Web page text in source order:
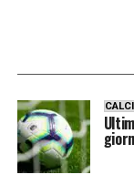
Orario e
Italia-
martedì 3